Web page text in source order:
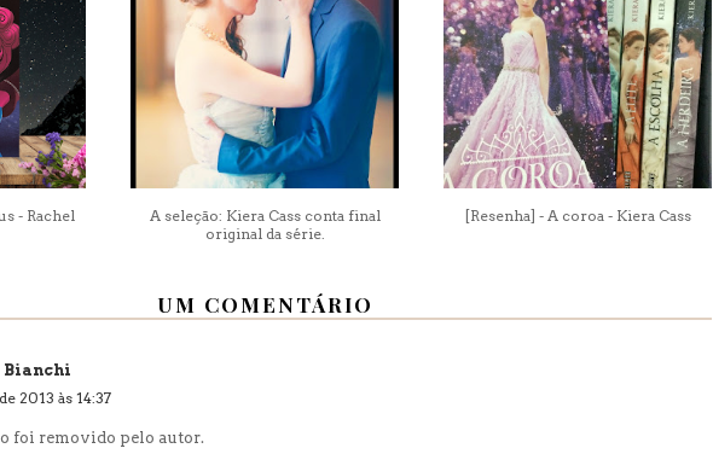
- Rachel
A seleção: Kiera Cass conta final
original da série.
[Resenha] - A coroa - Kiera Cass
UM COMENTÁRIO
Bianchi
2013 às 14:37
foi removido pelo autor.